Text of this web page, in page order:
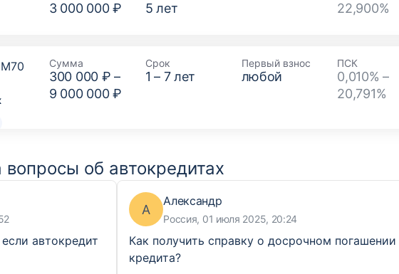
3 000 000 ₽
5 лет
22,900%
Сумма
300 000 ₽ –
9 000 000 ₽
Срок
1 – 7лет
Первый взнос
любой
ПСК
0,010% –
20,791%
об автокредитах
автокредит
А
Александр
Россия, 01 июля 2025, 20:24
Как получить справку о досрочном погашении
кредита?